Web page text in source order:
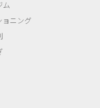
ム
ョニング